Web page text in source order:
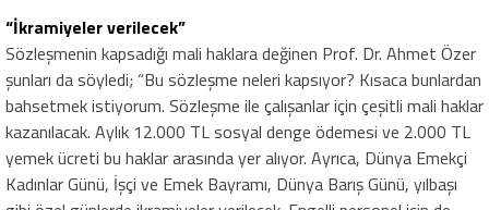
“İkramiyeler verilecek”
Sözleşmenin kapsadığı mali haklara değinen Prof. Dr. Ahmet Özer
şunları da söyledi; “Bu sözleşme neleri kapsıyor? Kısaca bunlardan
bahsetmek istiyorum. Sözleşme ile çalışanlar için çeşitli mali haklar
kazanılacak. Aylık 12.000 TL sosyal denge ödemesi ve 2.000 TL
yemek ücreti bu haklar arasında yer alıyor. Ayrıca, Dünya Emekçi
Kadınlar Günü, İşçi ve Emek Bayramı, Dünya Barış Günü, yılbaşı